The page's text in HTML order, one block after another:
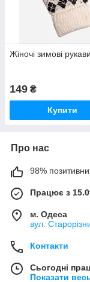
Жіночі зимові
149 ₴
Купити
Про нас
98%
Працює з
м. Одеса
вул.
Контакти
Сьогодні
Показати